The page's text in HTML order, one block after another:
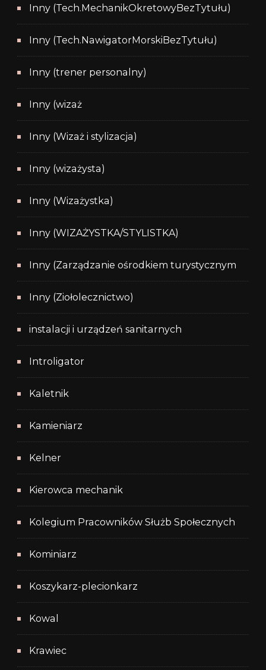
Inny (Tech.MechanikOkretowyBezTytułu)
Inny (Tech.NawigatorMorskiBezTytułu)
Inny (trener personalny)
Inny (wizaż
Inny (Wizaż i stylizacja)
Inny (wizażysta)
Inny (Wizażystka)
Inny (WIZAŻYSTKA/STYLISTKA)
Inny (Zarządzanie ośrodkiem turystycznym
Inny (Ziołolecznictwo)
instalacji i urządzeń sanitarnych
Introligator
Kaletnik
Kamieniarz
Kelner
Kierowca mechanik
Kolegium Pracowników Służb Społecznych
Kominiarz
Koszykarz-plecionkarz
Kowal
Krawiec